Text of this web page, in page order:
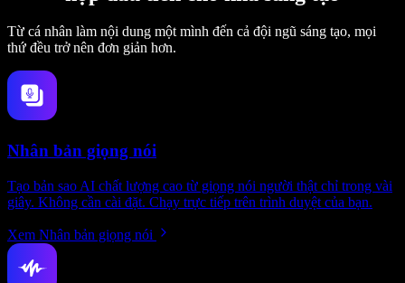
Từ cá nhân làm nội dung một mình đến cả đội ngũ sáng tạo, mọi
thứ đều trở nên đơn giản hơn.
Nhân bản giọng nói
Tạo bản sao AI chất lượng cao từ giọng nói người thật chỉ trong vài
giây. Không cần cài đặt. Chạy trực tiếp trên trình duyệt của bạn.
Xem Nhân bản giọng nói